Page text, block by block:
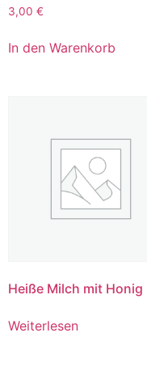
3,00 €
In den Warenkorb
Heiße Milch mit Honig
Weiterlesen